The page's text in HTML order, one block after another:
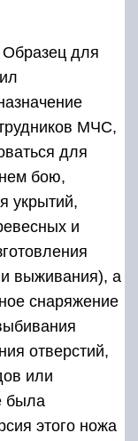
для
МЧС,
для
бою,
укрытий,
и
выживания), а
снаряжение
отверстий,
или
была
этого ножа